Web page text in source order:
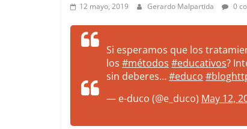
more.12 mayo, 2019 Gerardo Malpartida 0
Si esperamos que los
los #métodos #educativos?
sin deberes…#educo #blog
— e-duco (@e_duco) May 12,